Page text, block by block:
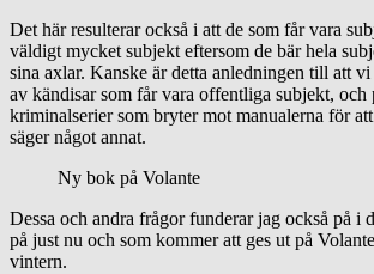
Det här resulterar också i att de som får vara
väldigt mycket subjekt eftersom de bär hela
sina axlar. Kanske är detta anledningen till att
av kändisar som får vara offentliga subjekt, och
kriminalserier som bryter mot manualerna för
säger något annat.
Ny bok på Volante
Dessa och andra frågor funderar jag också på i
på just nu och som kommer att ges ut på
vintern.